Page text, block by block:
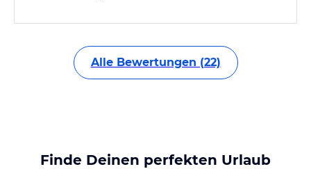
Alle Bewertungen (22)
Finde Deinen perfekten Urlaub